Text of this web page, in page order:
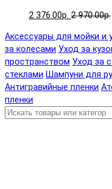
2 376.00р. 2 970.00р.
Аксессуары для мойки и
за колесами Уход за
пространством Уход за
стеклами Шампуни для
Антигравийные пленки
пленки